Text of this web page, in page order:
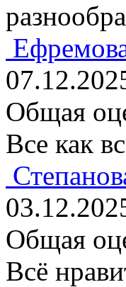
Общая
Все как
Общая
Всё